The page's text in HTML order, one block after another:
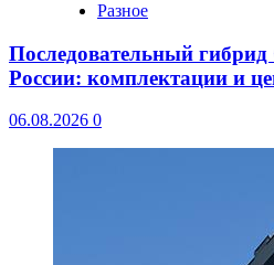
Разное
Последовательный
России: комплектации и
06.08.2026 0